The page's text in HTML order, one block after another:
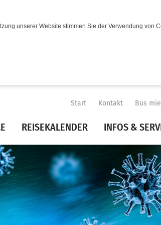
unserer Website stimmen Sie der Verwendung von
Start Kontakt Bus
REISEKALENDER INFOS &